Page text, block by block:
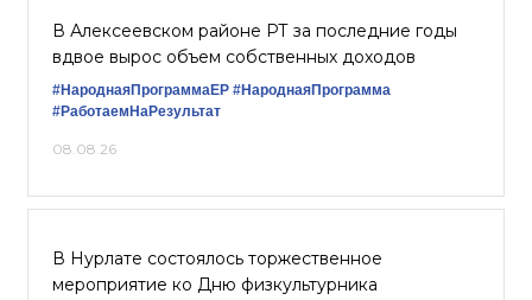
В Алексеевском районе РТ за последние годы
вдвое вырос объем собственных доходов
#НароднаяПрограммаЕР #НароднаяПрограмма
#РаботаемНаРезультат
08.08.26
В Нурлате состоялось торжественное
мероприятие ко Дню физкультурника